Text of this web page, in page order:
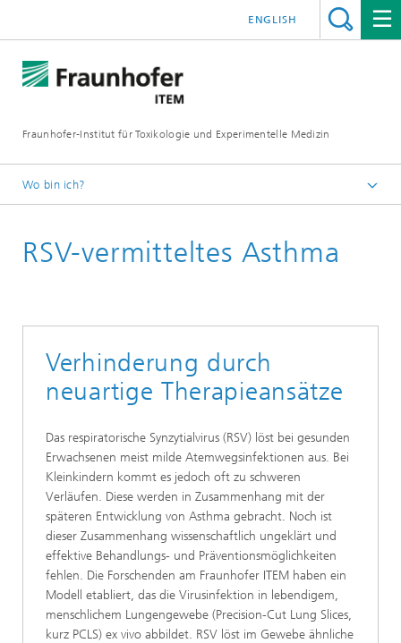
Fraunhofer-Institut für Toxikologie und Experimentelle Medizin
ENGLISH
Wo bin ich?
F&E-Kompetenzen
RSV-vermitteltes Asthma
Verhinderung durch
neuartige Therapieansätze
Das respiratorische Synzytialvirus (RSV) löst bei gesunden
Erwachsenen meist milde Atemwegsinfektionen aus. Bei
Kleinkindern kommt es jedoch oft zu schweren
Verläufen. Diese werden in Zusammenhang mit der
späteren Entwicklung von Asthma gebracht. Noch ist
dieser Zusammenhang wissenschaftlich ungeklärt und
effektive Behandlungs- und Präventionsmöglichkeiten
fehlen. Die Forschenden am Fraunhofer ITEM haben ein
Modell etabliert, das die Virusinfektion in lebendigem,
menschlichem Lungengewebe (Precision-Cut Lung Slices,
kurz PCLS) ex vivo abbildet. RSV löst im Gewebe ähnliche